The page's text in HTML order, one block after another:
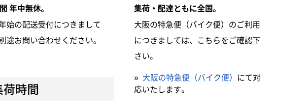
年中無休。
始の配送受付につきまして
途お問い合わせください。
荷時間
集荷・配達ともに全国。
大阪の特急便（バイク便）のご利用
につきましては、こちらをご確認下
さい。
» 大阪の特急便（バイク便） にて対
応いたします。